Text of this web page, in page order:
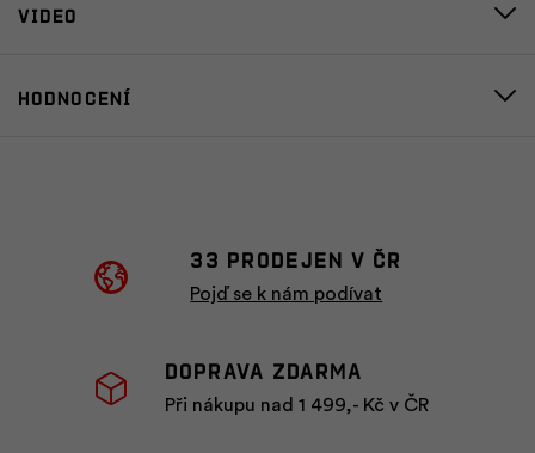
Video
Hodnocení
33 prodejen v ČR
Pojď se k nám podívat
Doprava zdarma
Při nákupu nad 1 499,- Kč v ČR